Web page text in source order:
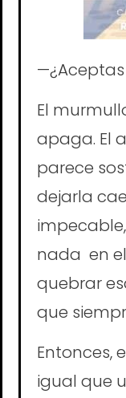
El
apaga. El
parece
dejarla
nada en
quebrar
que
Entonces,
igual que